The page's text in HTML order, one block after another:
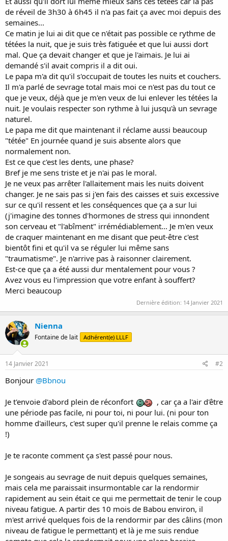
de réveil de 3h30 à 6h45 il n'a pas fait ça avec moi depuis des
semaines...
Ce matin je lui ai dit que ce n'était pas possible ce rythme de
tétées la nuit, que je suis très fatiguée et que lui aussi dort
mal. Que ça devait changer et que je l'aimais. Je lui ai
demandé s'il avait compris il a dit oui.
Le papa m'a dit qu'il s'occupait de toutes les nuits et couchers.
Il m'a parlé de sevrage total mais moi ce n'est pas du tout ce
que je veux, déjà que je m'en veux de lui enlever les tétées la
nuit. Je voulais respecter son rythme à lui jusqu'à un sevrage
naturel.
Le papa me dit que maintenant il réclame aussi beaucoup
"tétée" En journée quand je suis absente alors que
normalement non.
Est ce que c'est les dents, une phase?
Bref je me sens triste et je n'ai pas le moral.
Je ne veux pas arrêter l'allaitement mais les nuits doivent
changer. Je ne sais pas si j'en fais des caisses et suis excessive
sur ce qu'il ressent et les conséquences que ça a sur lui
(j'imagine des tonnes d'hormones de stress qui innondent
son cerveau et "l'abîment" irrémédiablement... Je m'en veux
de craquer maintenant en me disant que peut-être c'est
bientôt fini et qu'il va se réguler lui même sans
"traumatisme". Je n'arrive pas à raisonner clairement.
Est-ce que ça a été aussi dur mentalement pour vous ?
Avez vous eu l'impression que votre enfant à souffert?
Merci beaucoup
Dernière édition: 14 Janvier 2021
Nienna
Fontaine de lait Adhérent(e) LLLF
14 Janvier 2021 #2
Bonjour @Bbnou
Je t'envoie d'abord plein de réconfort
, car ça a l'air d'être
une période pas facile, ni pour toi, ni pour lui. (ni pour ton
homme d'ailleurs, c'est super qu'il prenne le relais comme ça
!)
Je te raconte comment ça s'est passé pour nous.
Je songeais au sevrage de nuit depuis quelques semaines,
mais cela me paraissait insurmontable car la rendormir
rapidement au sein était ce qui me permettait de tenir le coup
niveau fatigue. A partir des 10 mois de Babou environ, il
m'est arrivé quelques fois de la rendormir par des câlins (mon
niveau de fatigue le permettant) et là je me suis rendue